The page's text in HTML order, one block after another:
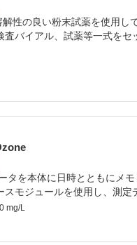
性の良い粉末試薬を使用し
査バイアル、試薬等一式を
タを本体に日時とともにメ
モジュールを使用し、測定
mg/L